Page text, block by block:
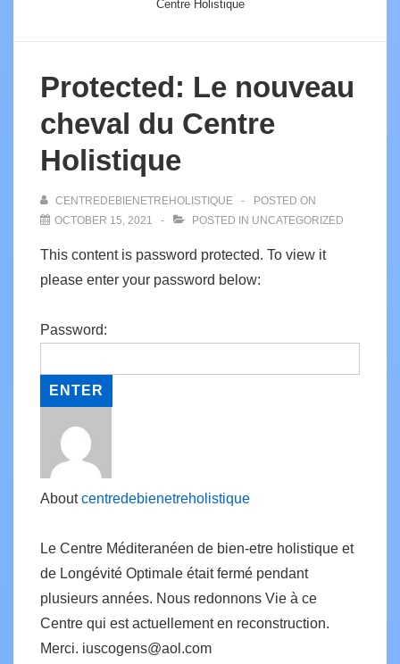
Centre Holistique
Protected: Le nouveau
cheval du Centre
Holistique
CENTREDEBIENETREHOLISTIQUE
POSTED ON
OCTOBER 15, 2021
POSTED IN UNCATEGORIZED
This content is password protected. To view it
please enter your password below:
Password:
Aboutcentredebienetreholistique
Le Centre Méditeranéen de bien-etre holistique et
de Longévité Optimale était fermé pendant
plusieurs années. Nous redonnons Vie à ce
Centre qui est actuellement en reconstruction.
Merci. iuscogens@aol.com